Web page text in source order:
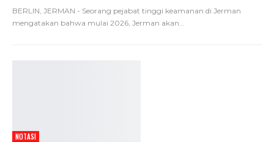
BERLIN, JERMAN - Seorang pejabat tinggi keamanan di Jerman
mengatakan bahwa mulai 2026, Jerman akan…
NOTASI